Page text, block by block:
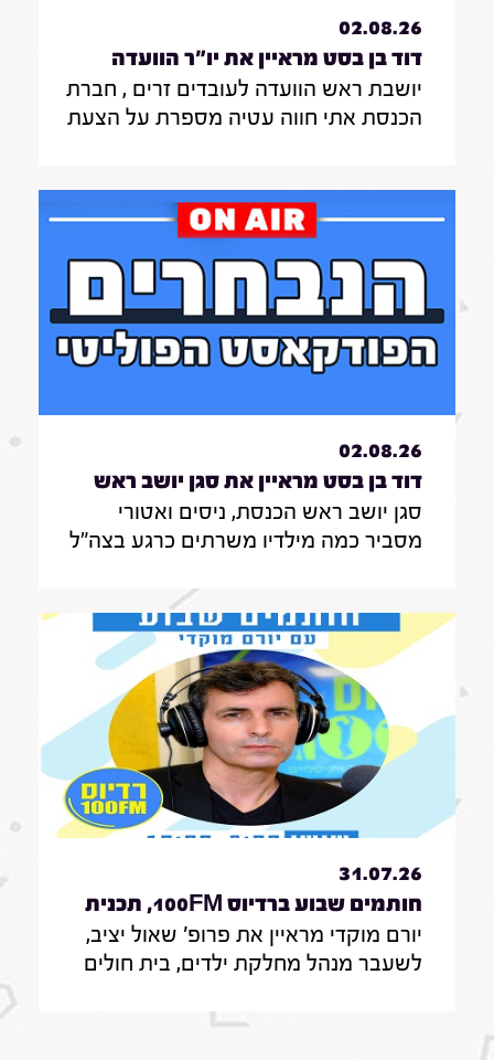
02.08.26
דוד בן בסט מראיין את יו"ר הוועדה
לעובדים זרים , חברת הכנסת אתי חווה
עטיה|31.7.26
יושבת ראש הוועדה לעובדים זרים , חברת
הכנסת אתי חווה עטיה מספרת על הצעת
עובד זר בסיעוד לבני 85 ומעלה ומה מניע
אותה בעשייה הפרלמנטרית
02.08.26
דוד בן בסט מראיין את סגן יושב ראש
הכנסת, ניסים ואטורי|31.7.26
סגן יושב ראש הכנסת, ניסים ואטורי
מסביר כמה מילדיו משרתים כרגע בצה"ל
מעצרים של משתמטים חרדים ואיזה שר
הוא רוצה להיות בממשלה הבאה
31.07.26
חותמים שבוע ברדיוס 100FM, תכנית
329, 31 ביולי 2026
יורם מוקדי מראיין את פרופ' שאול יציב,
לשעבר מנהל מחלקת ילדים, בית חולים
אגף לרישוי מקצועות רפואיים, משרד